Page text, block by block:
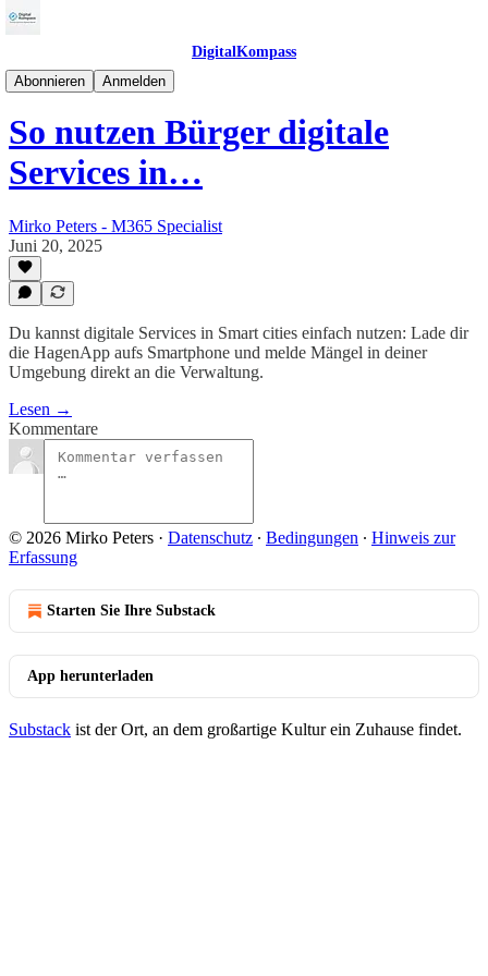
DigitalKompass
Abonnieren
Anmelden
SmartCityKompass
So nutzen Bürger digitale
Services in…
Mirko Peters - M365 Specialist
Juni 20, 2025
Du kannst digitale Services in Smart cities einfach nutzen: Lade dir
die HagenApp aufs Smartphone und melde Mängel in deiner
Umgebung direkt an die Verwaltung.
Lesen →
Kommentare
© 2026 Mirko Peters · Datenschutz ∙ Bedingungen ∙ Hinweis zur
Erfassung
Starten Sie Ihre Substack
App herunterladen
Substack ist der Ort, an dem großartige Kultur ein Zuhause findet.